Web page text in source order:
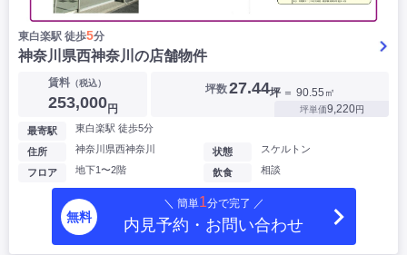
東白楽駅 徒歩5分
神奈川県西神奈川の店舗物件
賃料（税込）
253,000円
坪数27.44坪 ＝ 90.55㎡
坪単価9,220円
最寄駅 東白楽駅 徒歩5分
住所 神奈川県西神奈川
フロア 地下1〜2階
状態 スケルトン
飲食 相談
無料
＼ 簡単1分で完了 ／
内見予約・お問い合わせ